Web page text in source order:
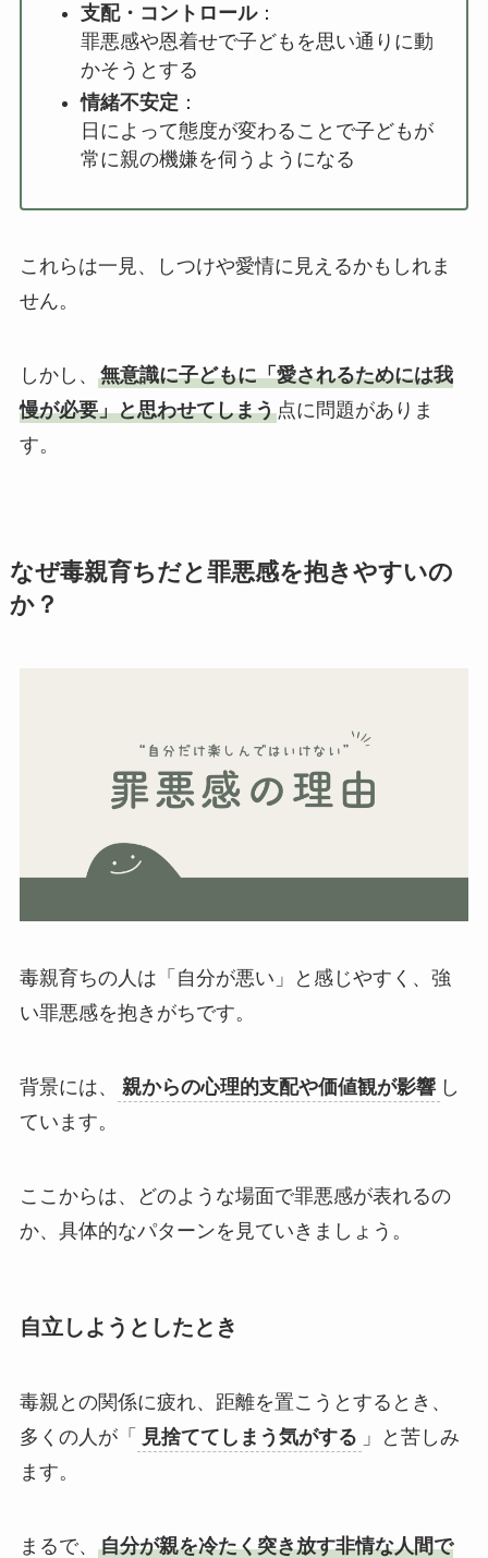
支配・コントロール：
罪悪感や恩着せで子どもを思い通りに動
かそうとする
情緒不安定 ：
日によって態度が変わることで子どもが
常に親の機嫌を伺うようになる
これらは一見、しつけや愛情に見えるかもしれま
せん。
しかし、 無意識に子どもに「愛されるためには我
慢が必要」と思わせてしまう点に問題がありま
す。
なぜ毒親育ちだと罪悪感を抱きやすいの
か？
毒親育ちの人は「自分が悪い」と感じやすく、強
い罪悪感を抱きがちです。
背景には、 親からの心理的支配や価値観が影響 し
ています。
ここからは、どのような場面で罪悪感が表れるの
か、具体的なパターンを見ていきましょう。
自立しようとしたとき
毒親との関係に疲れ、距離を置こうとするとき、
多くの人が「
見捨ててしまう気がする 」と苦しみ
ます。
まるで、 自分が親を冷たく突き放す非情な人間で